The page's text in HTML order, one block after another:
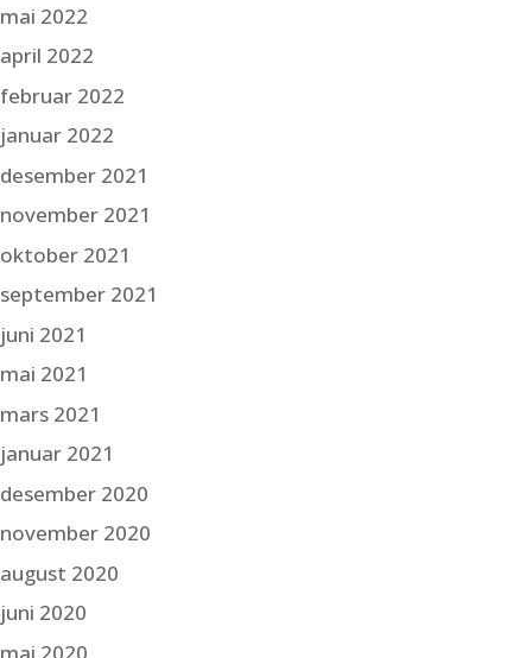
mai 2022
april 2022
februar 2022
januar 2022
desember 2021
november 2021
oktober 2021
september 2021
juni 2021
mai 2021
mars 2021
januar 2021
desember 2020
november 2020
august 2020
juni 2020
mai 2020